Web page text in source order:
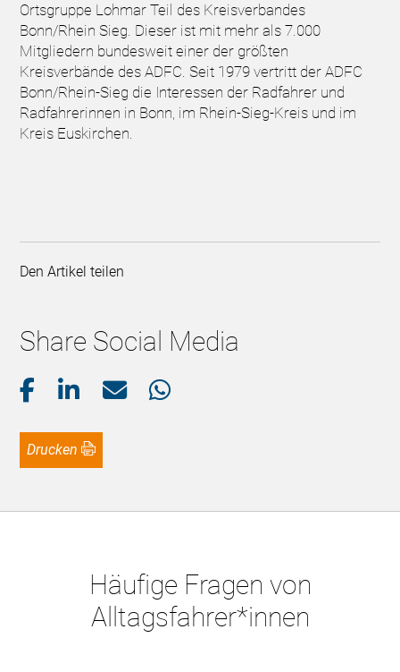
Ortsgruppe Lohmar Teil des Kreisverbandes
Bonn/Rhein Sieg. Dieser ist mit mehr als 7.000
Mitgliedern bundesweit einer der größten
Kreisverbände des ADFC. Seit 1979 vertritt der ADFC
Bonn/Rhein-Sieg die Interessen der Radfahrer und
Radfahrerinnen in Bonn, im Rhein-Sieg-Kreis und im
Kreis Euskirchen.
Den Artikel teilen
Share Social Media
Drucken
Häufige Fragen von
Alltagsfahrer*innen